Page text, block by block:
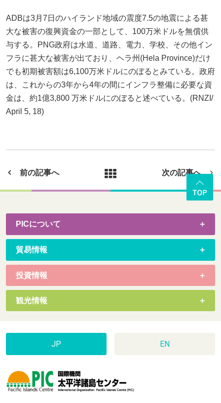
ADBは3月7日のハイランド地域の震度7.5の地震による甚
大な被害の復興資金の一部として、100万米ドルを無償供
与する。PNG政府は水道、道路、電力、学校、その他イン
フラに甚大な被害が出ており、ヘラ州(Hela Province)だけ
でも初期被害額は6,100万米ドルにのぼるとみている。政府
は、これからの3年から4年の間にインフラ整備に必要な資
金は、約1億3,800 万米ドルにのぼると述べている。(RNZI/
April 5, 18)
前の記事へ 次の記事へ
PICについて
貿易情報
投資情報
観光情報
JP EN